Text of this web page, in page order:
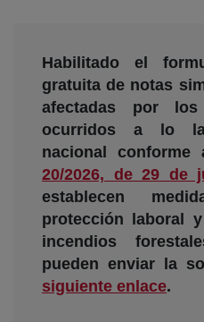
Habilitado el
gratuita de notas
afectadas por los
ocurridos a lo
nacional conforme
20/2026, de 29 de
establecen
protección laboral
incendios
pueden enviar la
siguiente enlace.